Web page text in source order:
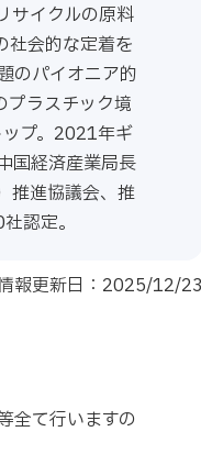
サイクルの原料
社会的な定着を
のパイオニア的
プラスチック境
プ。2021年ギ
国経済産業局長
推進協議会、推
認定。
報更新日：2025/12/23
全て行いますの